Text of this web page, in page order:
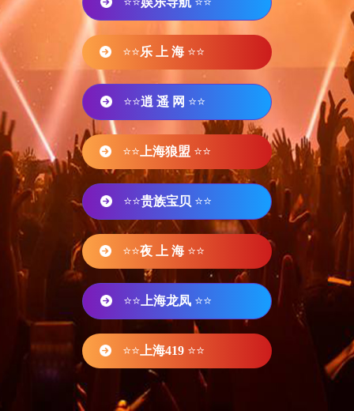
⭐⭐乐 上 海 ⭐⭐
⭐⭐逍 遥 网 ⭐⭐
⭐⭐ 上海狼盟 ⭐⭐
⭐⭐贵族宝贝 ⭐⭐
⭐⭐夜 上 海 ⭐⭐
⭐⭐ 上海龙凤 ⭐⭐
⭐⭐ 上海419 ⭐⭐